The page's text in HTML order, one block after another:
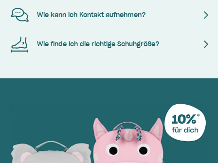
Wie kann ich Kontakt aufnehmen?
Wie finde ich die richtige Schuhgröße?